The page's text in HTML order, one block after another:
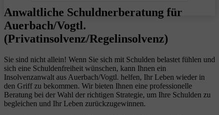
Anwaltliche Schuldnerberatung für
Auerbach/Vogtl.
(Privatinsolvenz/Regelinsolvenz)
Sie sind nicht allein! Wenn Sie sich mit Schulden belastet fühlen und
sich eine Schuldenfreiheit wünschen, kann Ihnen ein
Insolvenzanwalt aus Auerbach/Vogtl. helfen, Ihr Leben wieder in
den Griff zu bekommen. Wir bieten Ihnen eine professionelle
Beratung bei der Wahl der richtigen Strategie, um Ihre Schulden zu
begleichen und Ihr Leben zurückzugewinnen.